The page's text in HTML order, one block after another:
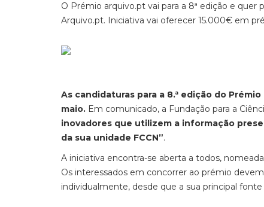
O Prémio arquivo.pt vai para a 8ª edição e
Arquivo.pt. Iniciativa vai oferecer 15.000€ em
As candidaturas para a 8.ª edição do
maio. Em comunicado, a Fundação para a
inovadores que utilizem a informação
da sua unidade FCCN”.
A iniciativa encontra-se aberta a todos,
Os interessados em concorrer ao prémio
individualmente, desde que a sua principal